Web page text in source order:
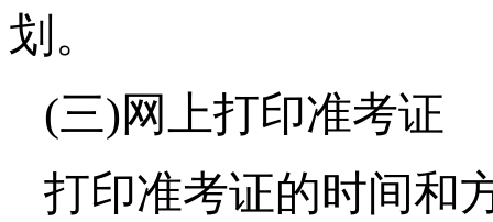
划。
(三)网上打印准考证
打印准考证的时间和